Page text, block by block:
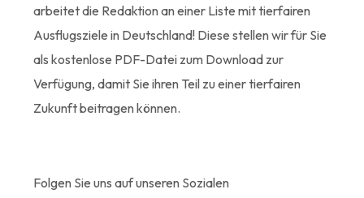
arbeitet die Redaktion an einer Liste mit tierfairen
Ausflugsziele in Deutschland! Diese stellen wir für Sie
als kostenlose PDF-Datei zum Download zur
Verfügung, damit Sie ihren Teil zu einer tierfairen
Zukunft beitragen können.
Folgen Sie uns auf unseren Sozialen